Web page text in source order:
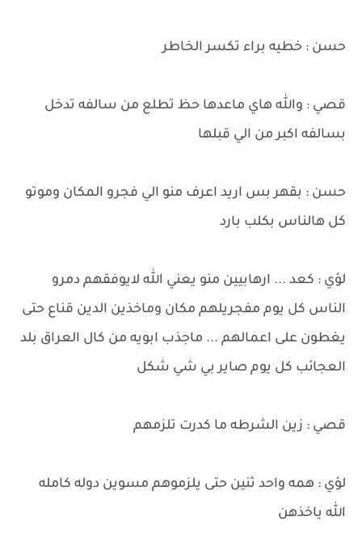
حسن : خطيه براء تكسر الخاطر
قصي : والله هاي ماعدها حظ تطلع من سالفه تدخل
بسالفه اكبر من الي قبلها
حسن : بقهر بس اريد اعرف منو الي فجرو المكان وموتو
كل هالناس بكلب بارد
لؤي : كعد ... ارهابيين منو يعني الله لايوفقهم دمرو
الناس كل يوم مفجريلهم مكان وماخذين الدين قناع حتى
يغطون على اعمالهم ... ماجذب ابويه من كال العراق بلد
العجائب كل يوم صاير بي شي شكل
قصي : زين الشرطه ما كدرت تلزمهم
لؤي : همه واحد ثنين حتى يلزموهم مسوين دوله كامله
الله ياخذهن